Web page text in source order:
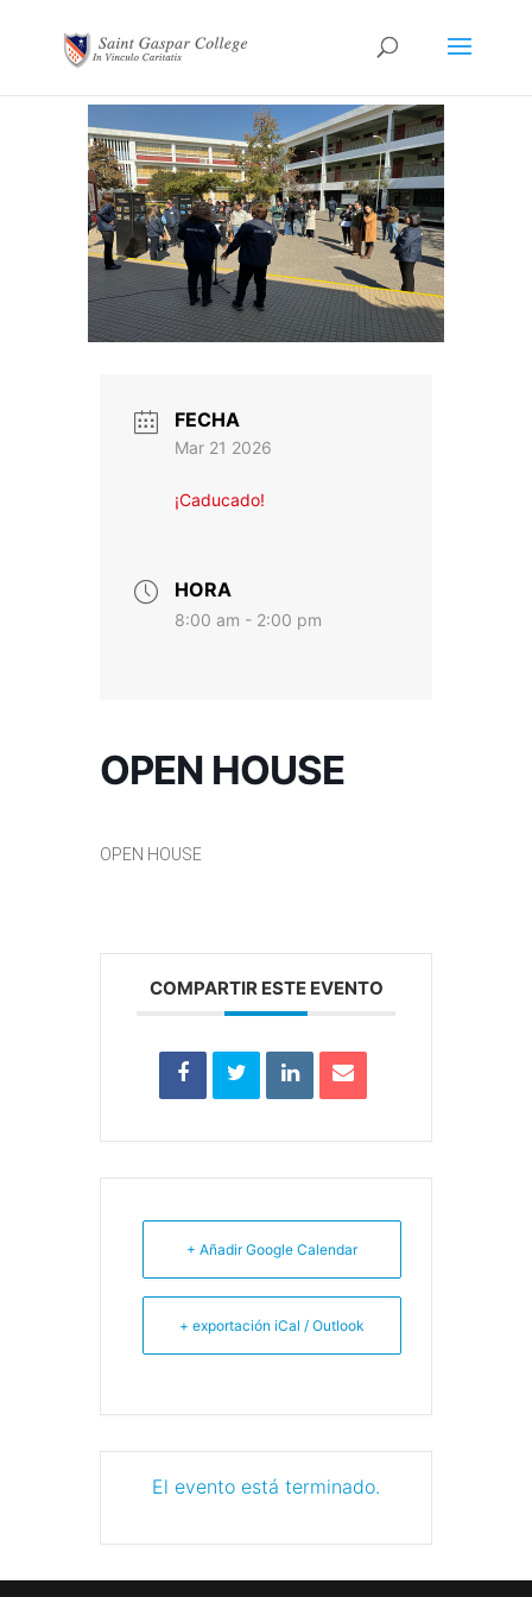
FECHA
Mar 21 2026
¡Caducado!
HORA
8:00 am - 2:00 pm
OPEN HOUSE
OPEN HOUSE
COMPARTIR ESTE EVENTO
+ Añadir Google Calendar
+ exportación iCal / Outlook
El evento está terminado.